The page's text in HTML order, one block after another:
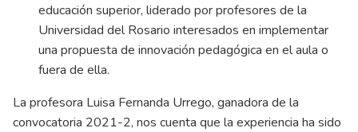
educación superior, liderado por profesores de la
Universidad del Rosario interesados en implementar
una propuesta de innovación pedagógica en el aula o
fuera de ella.
La profesora Luisa Fernanda Urrego, ganadora de la
convocatoria 2021-2, nos cuenta que la experiencia ha sido